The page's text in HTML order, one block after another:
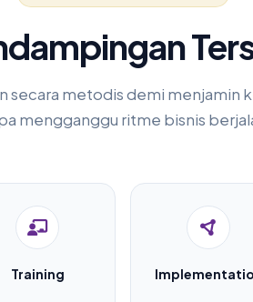
secara metodis demi menjamin
mengganggu ritme bisnis
Training